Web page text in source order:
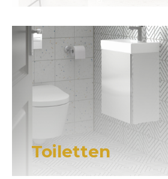
Toiletten